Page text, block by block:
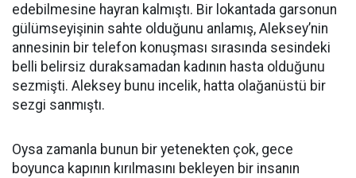
edebilmesine hayran kalmıştı. Bir lokantada garsonun
gülümseyişinin sahte olduğunu anlamış, Aleksey’nin
annesinin bir telefon konuşması sırasında sesindeki
belli belirsiz duraksamadan kadının hasta olduğunu
sezmişti. Aleksey bunu incelik, hatta olağanüstü bir
sezgi sanmıştı.
Oysa zamanla bunun bir yetenekten çok, gece
boyunca kapının kırılmasını bekleyen bir insanın